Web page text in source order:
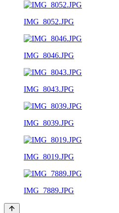
IMG_8052.JPG
IMG_8046.JPG
IMG_8043.JPG
IMG_8039.JPG
IMG_8019.JPG
IMG_7889.JPG